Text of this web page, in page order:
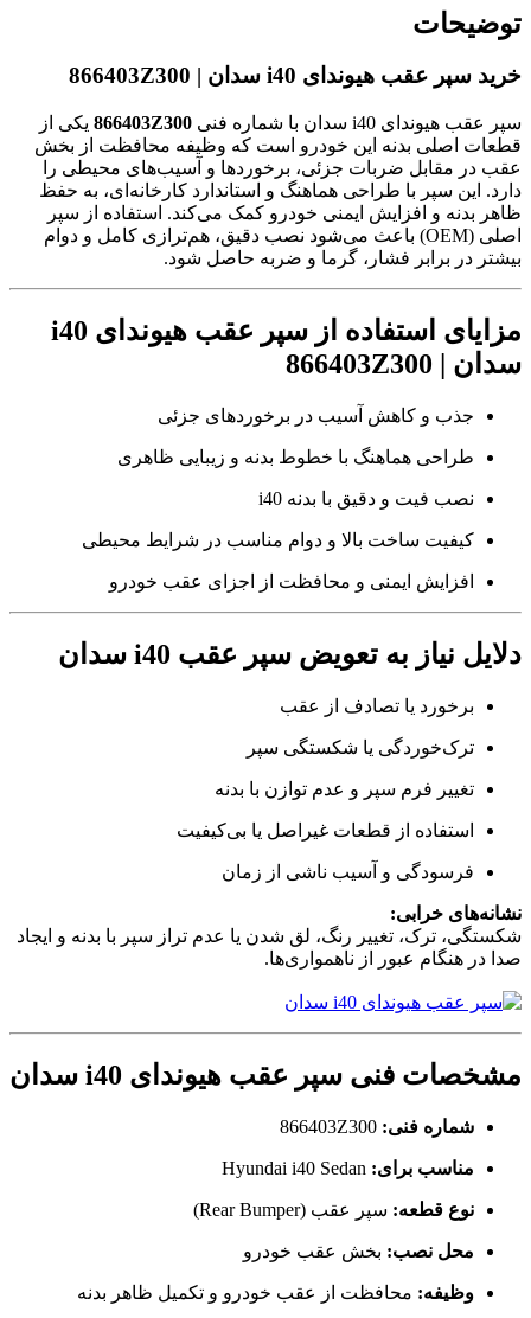
توضیحات
خرید سپر عقب هیوندای i40 سدان | 866403Z300
سپر عقب هیوندای i40 سدان با شماره فنی 866403Z300 یکی از
قطعات اصلی بدنه این خودرو است که وظیفه محافظت از بخش
عقب در مقابل ضربات جزئی، برخوردها و آسیب‌های محیطی را
دارد. این سپر با طراحی هماهنگ و استاندارد کارخانه‌ای، به حفظ
ظاهر بدنه و افزایش ایمنی خودرو کمک می‌کند. استفاده از سپر
اصلی (OEM) باعث می‌شود نصب دقیق، هم‌ترازی کامل و دوام
بیشتر در برابر فشار، گرما و ضربه حاصل شود.
مزایای استفاده از سپر عقب هیوندای i40
سدان | 866403Z300
جذب و کاهش آسیب در برخوردهای جزئی
طراحی هماهنگ با خطوط بدنه و زیبایی ظاهری
نصب فیت و دقیق با بدنه i40
کیفیت ساخت بالا و دوام مناسب در شرایط محیطی
افزایش ایمنی و محافظت از اجزای عقب خودرو
دلایل نیاز به تعویض سپر عقب i40 سدان
برخورد یا تصادف از عقب
ترک‌خوردگی یا شکستگی سپر
تغییر فرم سپر و عدم توازن با بدنه
استفاده از قطعات غیراصل یا بی‌کیفیت
فرسودگی و آسیب ناشی از زمان
نشانه‌های خرابی:
شکستگی، ترک، تغییر رنگ، لق شدن یا عدم تراز سپر با بدنه و ایجاد
صدا در هنگام عبور از ناهمواری‌ها.
مشخصات فنی سپر عقب هیوندای i40 سدان
شماره فنی:
مناسب برای:
نوع قطعه: سپر عقب (Rear Bumper)
محل نصب: بخش عقب خودرو
وظیفه: محافظت از عقب خودرو و تکمیل ظاهر بدنه